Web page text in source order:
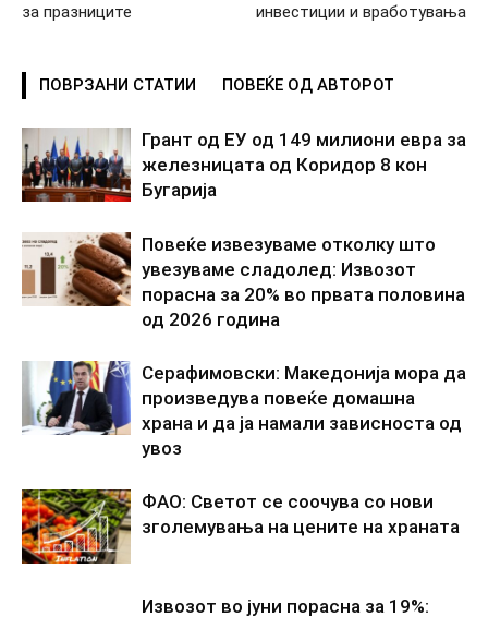
за празниците
инвестиции и вработувања
ПОВРЗАНИ СТАТИИ ПОВЕЌЕ ОД АВТОРОТ
Грант од ЕУ од 149 милиони евра за
железницата од Коридор 8 кон
Бугарија
Повеќе извезуваме отколку што
увезуваме сладолед: Извозот
порасна за 20% во првата половина
од 2026 година
Серафимовски: Македонија мора да
произведува повеќе домашна
храна и да ја намали зависноста од
увоз
ФАО: Светот се соочува со нови
зголемувања на цените на храната
Извозот во јуни порасна за 19%: